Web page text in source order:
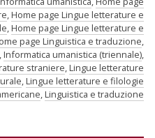
,Home page Lingue letterature e
,Home page Lingue letterature e
page Linguistica e traduzione,
,Informatica umanistica (triennale),
straniere,Lingue letterature
,Lingue letterature e filologie
,Linguistica e traduzione